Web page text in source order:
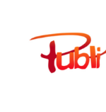
contenuPublimath